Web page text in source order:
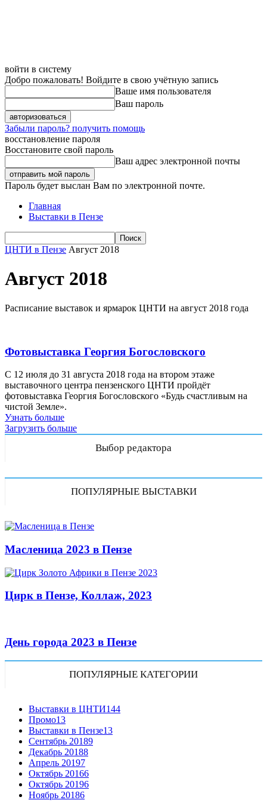
войти в систему
Добро пожаловать! Войдите в свою учётную запись
Ваше имя пользователя
Ваш пароль
Забыли пароль? получить помощь
восстановление пароля
Восстановите свой пароль
Ваш адрес электронной почты
Пароль будет выслан Вам по электронной почте.
Главная
Выставки в Пензе
ЦНТИ в Пензе Август 2018
Август 2018
Расписание выставок и ярмарок ЦНТИ на август 2018 года
Фотовыставка Георгия Богословского
С 12 июля до 31 августа 2018 года на втором этаже
выставочного центра пензенского ЦНТИ пройдёт
фотовыставка Георгия Богословского «Будь счастливым на
чистой Земле».
Узнать больше
Загрузить больше
Выбор редактора
ПОПУЛЯРНЫЕ ВЫСТАВКИ
Масленица 2023 в Пензе
Цирк в Пензе, Коллаж, 2023
День города 2023 в Пензе
ПОПУЛЯРНЫЕ КАТЕГОРИИ
Выставки в ЦНТИ144
Промо13
Выставки в Пензе13
Сентябрь 20189
Декабрь 20188
Апрель 20197
Октябрь 20166
Октябрь 20196
Ноябрь 20186